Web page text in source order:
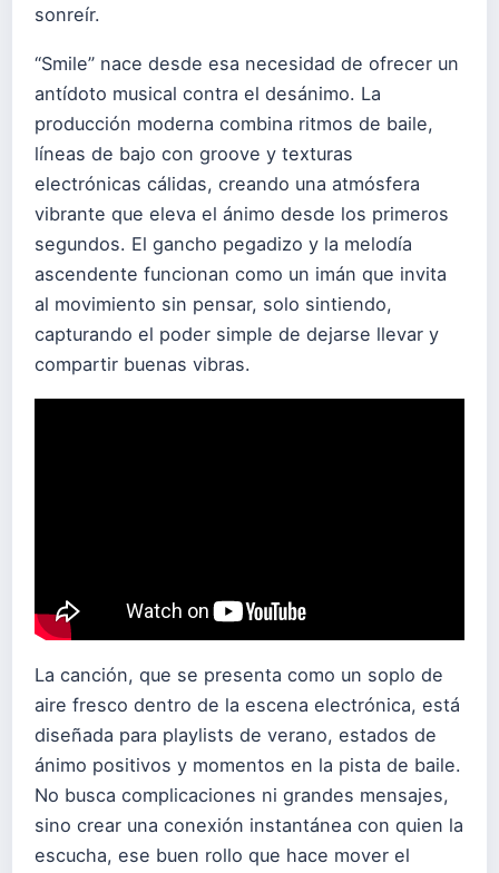
sonreír.
“Smile” nace desde esa necesidad de ofrecer un
antídoto musical contra el desánimo. La
producción moderna combina ritmos de baile,
líneas de bajo con groove y texturas
electrónicas cálidas, creando una atmósfera
vibrante que eleva el ánimo desde los primeros
segundos. El gancho pegadizo y la melodía
ascendente funcionan como un imán que invita
al movimiento sin pensar, solo sintiendo,
capturando el poder simple de dejarse llevar y
compartir buenas vibras.
La canción, que se presenta como un soplo de
aire fresco dentro de la escena electrónica, está
diseñada para playlists de verano, estados de
ánimo positivos y momentos en la pista de baile.
No busca complicaciones ni grandes mensajes,
sino crear una conexión instantánea con quien la
escucha, ese buen rollo que hace mover el